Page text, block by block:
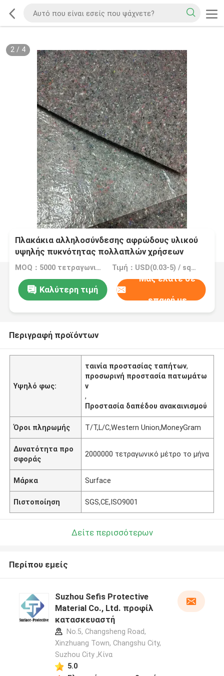
2/ 4
Πλακάκια αλληλοσύνδεσης αφρώδους υλικού
υψηλής πυκνότητας πολλαπλών χρήσεων
MOQ：5000 τετραγωνικό μέτρο, 10000 τετραγωνικό μέτρο με την εκτύπωση Τιμή：USD(0.03-5) / square meter
Καλύτερη τιμή
Μας ελάτε σε
επαφή με
Περιγραφή προϊόντων
Υψηλό φως:
ταινία προστασίας ταπήτων,
προσωρινή προστασία πατωμάτω
ν
,
Προστασία δαπέδου ανακαινισμού
Όροι πληρωμής T/T,L/C,Western Union,MoneyGram
Δυνατότητα προ
σφοράς
2000000 τετραγωνικό μέτρο το μήνα
Μάρκα Surface
Πιστοποίηση SGS,CE,ISO9001
Δείτε περισσότερων
Περίπου εμείς
Suzhou Sefis Protective
Material Co., Ltd. προφίλ
κατασκευαστή
No.5, Changsheng Road,
Xinzhuang Town, Changshu City,
Suzhou City ,Κίνα
5.0